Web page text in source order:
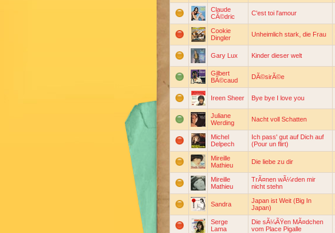
Claude
CÃ©dric
C'est toi l'amour
Cookie
Dingler
Unheimlich stark, die Frau
Gary Lux Kinder dieser welt
Gilbert
BÃ©caud
DÃ©sirÃ©e
Ireen Sheer Bye bye I love you
Juliane
Werding
Nacht voll Schatten
Michel
Delpech
Ich pass' gut auf Dich auf
(Pour un flirt)
Mireille
Mathieu
Die liebe zu dir
Mireille
Mathieu
TrÃ¤nen wÃ¼rden mir
nicht stehn
Sandra
Japan ist Weit (Big In
Japan)
Serge
Lama
Die sÃ¼ÃŸen MÃ¤dchen
vom Place Pigalle